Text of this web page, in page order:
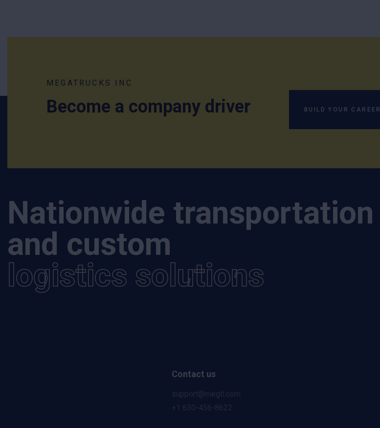
MEGATRUCKS INC
Become a company driver BUILD YOUR CAREER
Nationwide transportation
and custom
logistics solutions
Contact us